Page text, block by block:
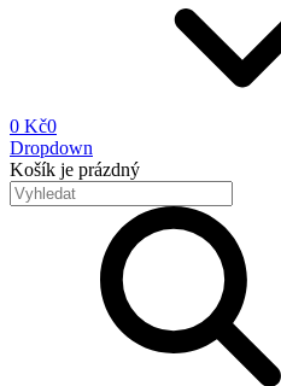
0 Kč0
Dropdown
Košík je prázdný